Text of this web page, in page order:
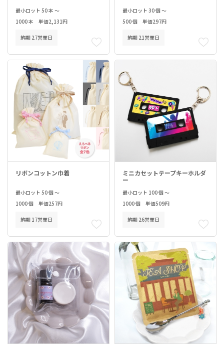
最小ロット 50 本 ～
1000 本 単価2,131円
納期 27営業日
最小ロット 30 個 ～
500 個 単価297円
納期 21営業日
リボンコットン巾着
最小ロット 50 個 ～
1000 個 単価257円
納期 17営業日
ミニカセットテープキーホルダ
ー
最小ロット 100 個 ～
1000 個 単価509円
納期 26営業日